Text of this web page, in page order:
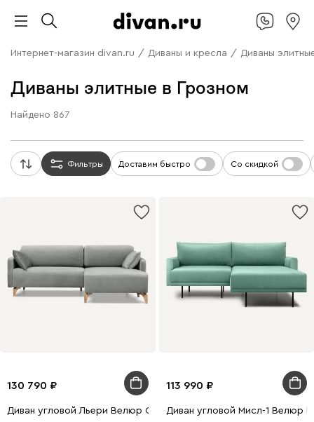
Интернет-магазин divan.ru / Диваны и кресла / Диваны
Диваны элитные в Грозном
Найдено 867
Фильтры Доставим быстро Со скидкой
130 790
Диван угловой Льери Велюр Светло-серый
113 990
Диван угловой Мисл-1 Велюр